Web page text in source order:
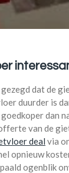
dat de
duurder is
dan
van de
deal via
opnieuw
ogenblik